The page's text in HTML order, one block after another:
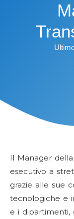
Il Manager
esecutivo a
grazie alle sue
tecnologiche e
e i dipartimenti,